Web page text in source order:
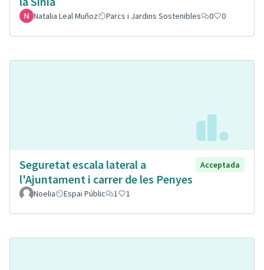
Natalia Leal Muñoz Parcs i Jardins Sostenibles 0 0
Seguretat escala lateral a
l'Ajuntament i carrer de les Penyes
Acceptada
Noelia Espai Públic 1 1